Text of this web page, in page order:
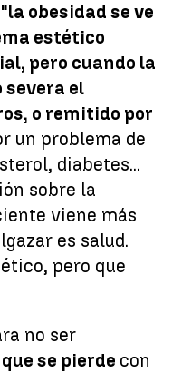
"la obesidad se ve
estético
pero cuando la
severa el
o remitido por
un problema de
diabetes...
sobre la
viene más
es salud.
pero que
no ser
se pierde con